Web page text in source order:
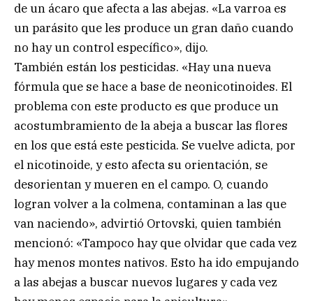
de un ácaro que afecta a las abejas. «La varroa es
un parásito que les produce un gran daño cuando
no hay un control específico», dijo.
También están los pesticidas. «Hay una nueva
fórmula que se hace a base de neonicotinoides. El
problema con este producto es que produce un
acostumbramiento de la abeja a buscar las flores
en los que está este pesticida. Se vuelve adicta, por
el nicotinoide, y esto afecta su orientación, se
desorientan y mueren en el campo. O, cuando
logran volver a la colmena, contaminan a las que
van naciendo», advirtió Ortovski, quien también
mencionó: «Tampoco hay que olvidar que cada vez
hay menos montes nativos. Esto ha ido empujando
a las abejas a buscar nuevos lugares y cada vez